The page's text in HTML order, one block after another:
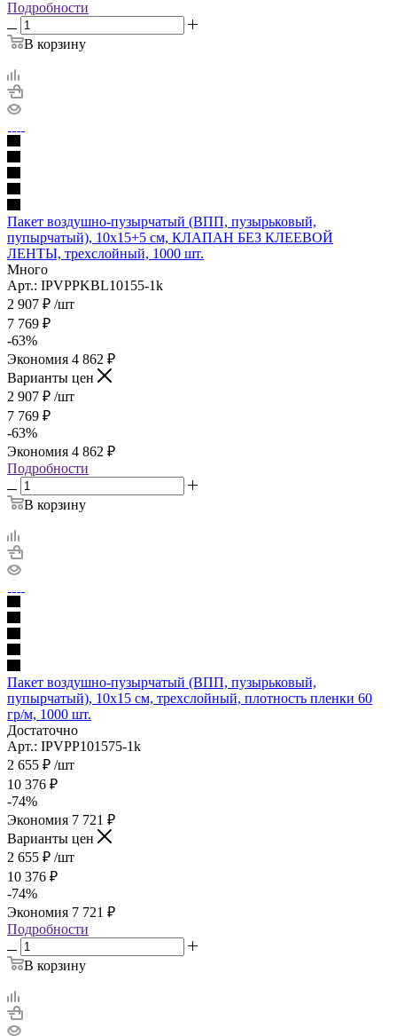
Подробности
В корзину
Пакет воздушно-пузырчатый (ВПП, пузырьковый,
пупырчатый), 10х15+5 см, КЛАПАН БЕЗ КЛЕЕВОЙ
ЛЕНТЫ, трехслойный, 1000 шт.
Много
Арт.: IPVPPKBL10155-1k
2 907 ₽ /шт
7 769 ₽
-63%
Экономия 4 862 ₽
Варианты цен
2 907 ₽ /шт
7 769 ₽
-63%
Экономия 4 862 ₽
Подробности
В корзину
Пакет воздушно-пузырчатый (ВПП, пузырьковый,
пупырчатый), 10х15 см, трехслойный, плотность пленки 60
гр/м, 1000 шт.
Достаточно
Арт.: IPVPP101575-1k
2 655 ₽ /шт
10 376 ₽
-74%
Экономия 7 721 ₽
Варианты цен
2 655 ₽ /шт
10 376 ₽
-74%
Экономия 7 721 ₽
Подробности
В корзину